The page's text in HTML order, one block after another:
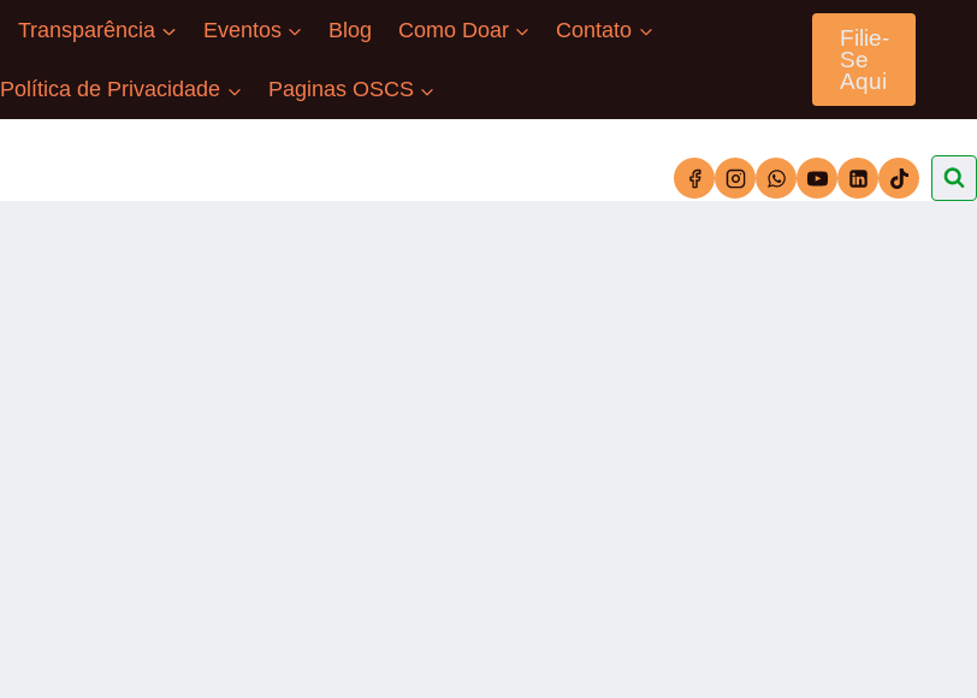
Transparência Eventos Blog Como Doar Contato
Política de Privacidade Paginas OSCS
Filie-
Se
Aqui